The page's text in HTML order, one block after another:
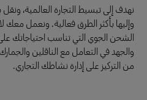
نهدف إلى تبسيط التجارة العالمية،
وإليها بأكثر الطرق فعالية. ونعمل
الشحن الجوي التي تناسب احتياجاتك
والجهد في التعامل مع الناقلين
من التركيز على إدارة نشاطك التجاري.